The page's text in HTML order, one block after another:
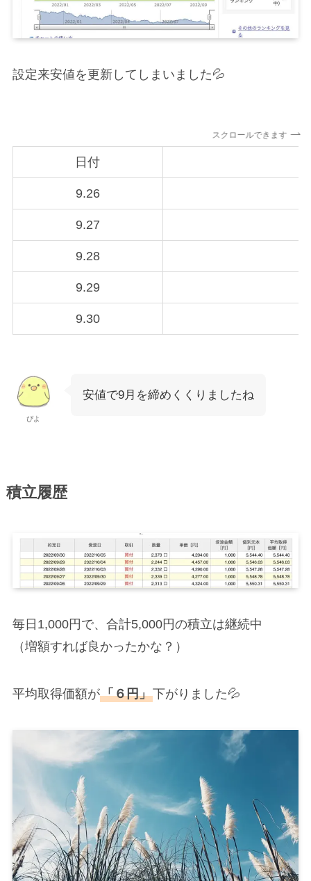
設定来安値を更新してしまいました💦
スクロールできます
日付
9.26
9.27
9.28
9.29
9.30
ぴよ
安値で9月を締めくくりましたね
積立履歴
毎日1,000円で、合計5,000円の積立は継続中
（増額すれば良かったかな？）
平均取得価額が「６円」下がりました💦